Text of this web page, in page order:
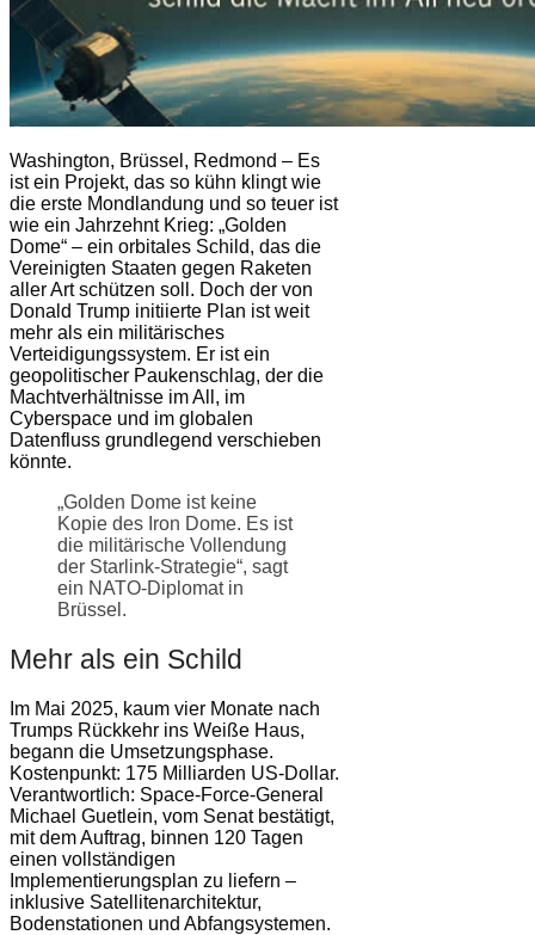
Washington, Brüssel, Redmond – Es
ist ein Projekt, das so kühn klingt wie
die erste Mondlandung und so teuer ist
wie ein Jahrzehnt Krieg: „Golden
Dome“ – ein orbitales Schild, das die
Vereinigten Staaten gegen Raketen
aller Art schützen soll. Doch der von
Donald Trump initiierte Plan ist weit
mehr als ein militärisches
Verteidigungssystem. Er ist ein
geopolitischer Paukenschlag, der die
Machtverhältnisse im All, im
Cyberspace und im globalen
Datenfluss grundlegend verschieben
könnte.
„Golden Dome ist keine
Kopie des Iron Dome. Es ist
die militärische Vollendung
der Starlink-Strategie“, sagt
ein NATO-Diplomat in
Brüssel.
Mehr als ein Schild
Im Mai 2025, kaum vier Monate nach
Trumps Rückkehr ins Weiße Haus,
begann die Umsetzungsphase.
Kostenpunkt: 175 Milliarden US-Dollar.
Verantwortlich: Space-Force-General
Michael Guetlein, vom Senat bestätigt,
mit dem Auftrag, binnen 120 Tagen
einen vollständigen
Implementierungsplan zu liefern –
inklusive Satellitenarchitektur,
Bodenstationen und Abfangsystemen.